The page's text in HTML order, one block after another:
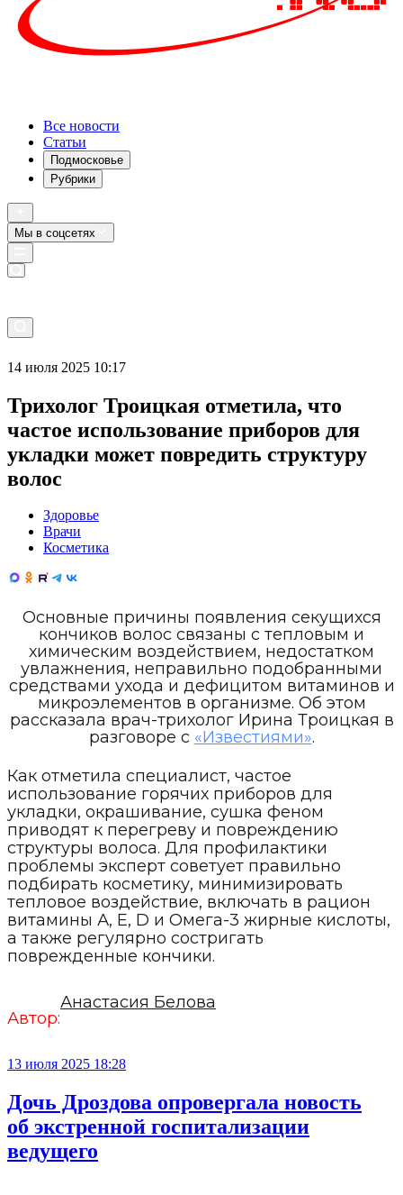
Все новости
Статьи
Подмосковье
Рубрики
Мы в соцсетях
14 июля 2025 10:17
Трихолог Троицкая отметила, что
частое использование приборов для
укладки может повредить структуру
волос
Здоровье
Врачи
Косметика
Основные причины появления секущихся
кончиков волос связаны с тепловым и
химическим воздействием, недостатком
увлажнения, неправильно подобранными
средствами ухода и дефицитом витаминов и
микроэлементов в организме. Об этом
рассказала врач-трихолог Ирина Троицкая в
разговоре с «Известиями».
Как отметила специалист, частое
использование горячих приборов для
укладки, окрашивание, сушка феном
приводят к перегреву и повреждению
структуры волоса. Для профилактики
проблемы эксперт советует правильно
подбирать косметику, минимизировать
тепловое воздействие, включать в рацион
витамины А, Е, D и Омега-3 жирные кислоты,
а также регулярно состригать
поврежденные кончики.
Автор:
Анастасия Белова
13 июля 2025 18:28
Дочь Дроздова опровергала новость
об экстренной госпитализации
ведущего